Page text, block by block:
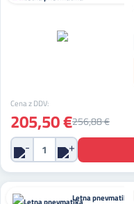
Cena z DDV:
205,50 €256,88 €
Letna pnevmatika